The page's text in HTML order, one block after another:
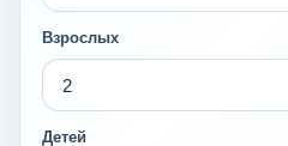
Взрослых
Детей